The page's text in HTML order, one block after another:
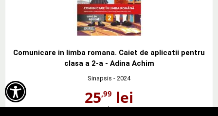

Comunicare in limba romana. Caiet de aplicatii pentru
clasa a 2-a - Adina Achim
Sinapsis - 2024
25,99 lei
PRP:29,00 lei (-10,38%)